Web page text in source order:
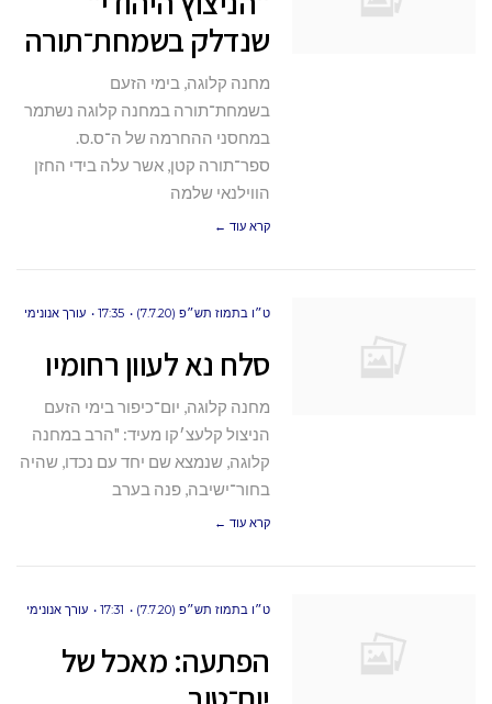
שנדלק בשמחת־תורה
מחנה קלוגה, בימי הזעם
בשמחת־תורה במחנה קלוגה נשתמר
במחסני ההחרמה של ה־ס.ס.
ספר־תורה קטן, אשר עלה בידי החזן
הווילנאי שלמה
קרא עוד ←
ט״ו בתמוז תש״פ (7.7.20) 17:35 עורך אנונימי
סלח נא לעוון רחומיו
מחנה קלוגה, יום־כיפור בימי הזעם
הניצול קלעצ׳קו מעיד: "הרב במחנה
קלוגה, שנמצא שם יחד עם נכדו, שהיה
בחור־ישיבה, פנה בערב
קרא עוד ←
ט״ו בתמוז תש״פ (7.7.20) 17:31 עורך אנונימי
הפתעה: מאכל של